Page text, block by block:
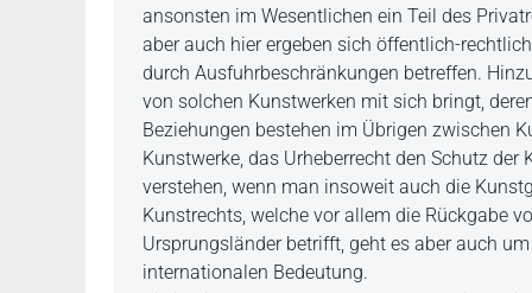
ansonsten im Wesentlichen ein Teil des
aber auch hier ergeben sich öffentlich-
durch Ausfuhrbeschränkungen betreffen.
von solchen Kunstwerken mit sich bringt,
Beziehungen bestehen im Übrigen zwischen
Kunstwerke, das Urheberrecht den Schutz
verstehen, wenn man insoweit auch die
Kunstrechts, welche vor allem die Rückgabe
Ursprungsländer betrifft, geht es aber auch
internationalen Bedeutung.